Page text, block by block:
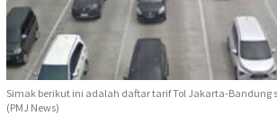
Simak berikut ini adalah daftar tarif Tol Jakarta-Bandung
(PMJ News)